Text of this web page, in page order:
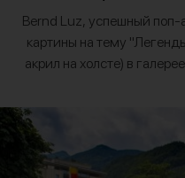
Bernd Luz, успешный поп-
картины на тему
акрил на холсте) в